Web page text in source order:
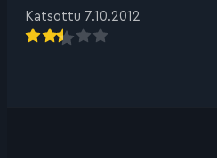
Katsottu 7.10.2012